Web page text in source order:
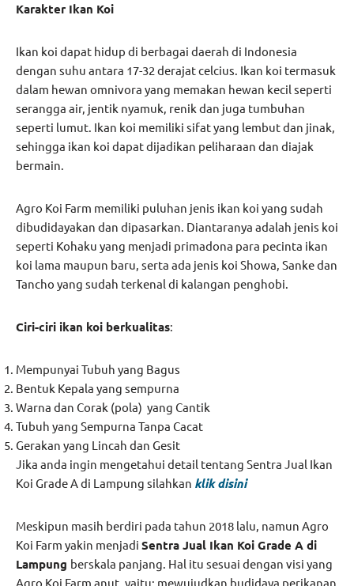
Karakter Ikan Koi
Ikan koi dapat hidup di berbagai daerah di Indonesia
dengan suhu antara 17-32 derajat celcius. Ikan koi termasuk
dalam hewan omnivora yang memakan hewan kecil seperti
serangga air, jentik nyamuk, renik dan juga tumbuhan
seperti lumut. Ikan koi memiliki sifat yang lembut dan jinak,
sehingga ikan koi dapat dijadikan peliharaan dan diajak
bermain.
Agro Koi Farm memiliki puluhan jenis ikan koi yang sudah
dibudidayakan dan dipasarkan. Diantaranya adalah jenis koi
seperti Kohaku yang menjadi primadona para pecinta ikan
koi lama maupun baru, serta ada jenis koi Showa, Sanke dan
Tancho yang sudah terkenal di kalangan penghobi.
Ciri-ciri ikan koi berkualitas:
Mempunyai Tubuh yang Bagus
Bentuk Kepala yang sempurna
Warna dan Corak (pola) yang Cantik
Tubuh yang Sempurna Tanpa Cacat
Gerakan yang Lincah dan Gesit
Jika anda ingin mengetahui detail tentang Sentra Jual Ikan
Koi Grade A di Lampung silahkan klik disini
Meskipun masih berdiri pada tahun 2018 lalu, namun Agro
Koi Farm yakin menjadi Sentra Jual Ikan Koi Grade A di
Lampung berskala panjang. Hal itu sesuai dengan visi yang
Agro Koi Farm anut, yaitu: mewujudkan budidaya perikanan